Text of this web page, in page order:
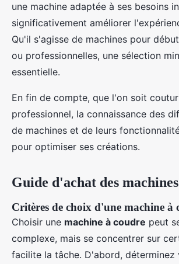
une machine adaptée à ses besoins
significativement améliorer
Qu'il s'agisse de machines pour
ou professionnelles, une sélection
essentielle.
En fin de compte, que l'on soit
professionnel, la connaissance des
de machines et de leurs
pour optimiser ses créations.
Guide d'achat des
Critères de choix d'une machine à
Choisir une machine à coudre peut
complexe, mais se concentrer sur
facilite la tâche. D'abord, déterminez